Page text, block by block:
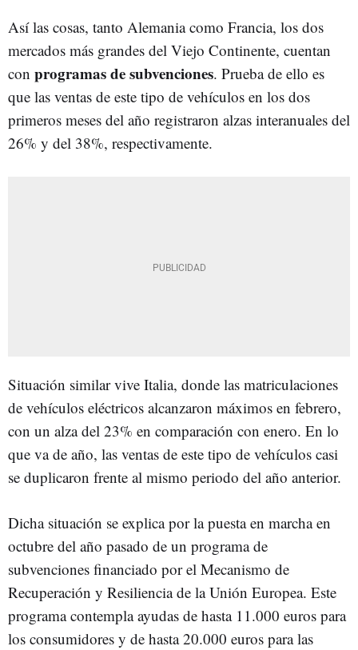
Así las cosas, tanto Alemania como Francia, los dos
mercados más grandes del Viejo Continente, cuentan
con programas de subvenciones. Prueba de ello es
que las ventas de este tipo de vehículos en los dos
primeros meses del año registraron alzas interanuales del
26% y del 38%, respectivamente.
Situación similar vive Italia, donde las matriculaciones
de vehículos eléctricos alcanzaron máximos en febrero,
con un alza del 23% en comparación con enero. En lo
que va de año, las ventas de este tipo de vehículos casi
se duplicaron frente al mismo periodo del año anterior.
Dicha situación se explica por la puesta en marcha en
octubre del año pasado de un programa de
subvenciones financiado por el Mecanismo de
Recuperación y Resiliencia de la Unión Europea. Este
programa contempla ayudas de hasta 11.000 euros para
los consumidores y de hasta 20.000 euros para las